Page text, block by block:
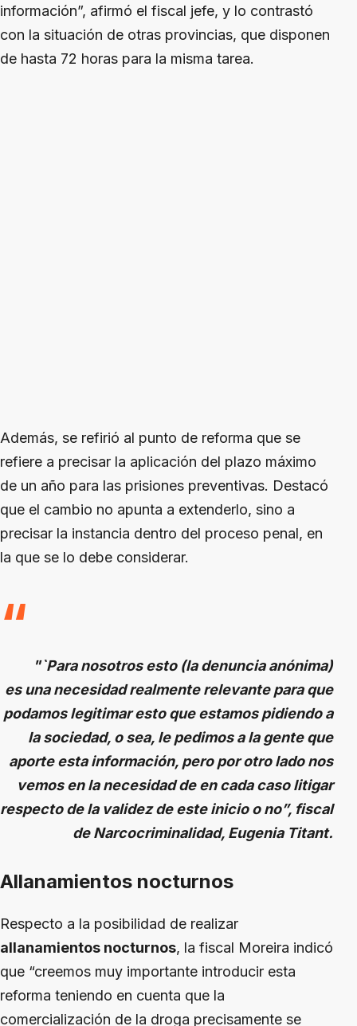
información”, afirmó el fiscal jefe, y lo contrastó
con la situación de otras provincias, que disponen
de hasta 72 horas para la misma tarea.
Además, se refirió al punto de reforma que se
refiere a precisar la aplicación del plazo máximo
de un año para las prisiones preventivas. Destacó
que el cambio no apunta a extenderlo, sino a
precisar la instancia dentro del proceso penal, en
la que se lo debe considerar.
"`Para nosotros esto (la denuncia anónima)
es una necesidad realmente relevante para que
podamos legitimar esto que estamos pidiendo a
la sociedad, o sea, le pedimos a la gente que
aporte esta información, pero por otro lado nos
vemos en la necesidad de en cada caso litigar
respecto de la validez de este inicio o no”, fiscal
de Narcocriminalidad, Eugenia Titant.
Allanamientos nocturnos
Respecto a la posibilidad de realizar
allanamientos nocturnos, la fiscal Moreira indicó
que “creemos muy importante introducir esta
reforma teniendo en cuenta que la
comercialización de la droga precisamente se